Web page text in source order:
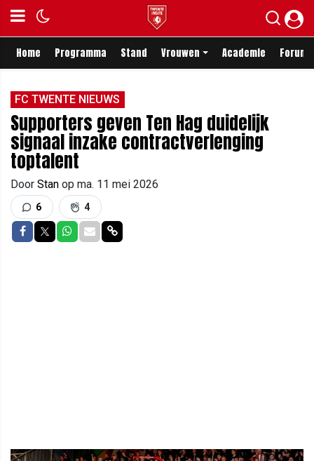
Home Programma Stand Vrouwen Academie Forum
FC TWENTE NIEUWS
Supporters geven Ten Hag duidelijk
signaal inzake contractverlenging
toptalent
Door Stan op ma. 11 mei 2026
6 4
Delen op Facebook
Delen op Twitter
Delen op Whatsapp
Delen via Mail
Delen via link